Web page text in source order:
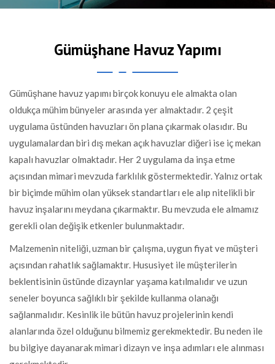
Gümüşhane Havuz Yapımı
Gümüşhane havuz yapımı birçok konuyu ele almakta olan
oldukça mühim bünyeler arasında yer almaktadır. 2 çeşit
uygulama üstünden havuzları ön plana çıkarmak olasıdır. Bu
uygulamalardan biri dış mekan açık havuzlar diğeri ise iç mekan
kapalı havuzlar olmaktadır. Her 2 uygulama da inşa etme
açısından mimari mevzuda farklılık göstermektedir. Yalnız ortak
bir biçimde mühim olan yüksek standartları ele alıp nitelikli bir
havuz inşalarını meydana çıkarmaktır. Bu mevzuda ele almamız
gerekli olan değişik etkenler bulunmaktadır.
Malzemenin niteliği, uzman bir çalışma, uygun fiyat ve müşteri
açısından rahatlık sağlamaktır. Hususiyet ile müşterilerin
beklentisinin üstünde dizaynlar yaşama katılmalıdır ve uzun
seneler boyunca sağlıklı bir şekilde kullanma olanağı
sağlanmalıdır. Kesinlik ile bütün havuz projelerinin kendi
alanlarında özel olduğunu bilmemiz gerekmektedir. Bu neden ile
bu bilgiye dayanarak mimari dizayn ve inşa adımları ele alınması